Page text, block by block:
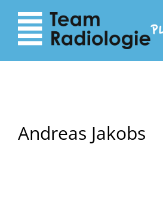
zum
Inhalt
Navigation
Andreas Jakobs